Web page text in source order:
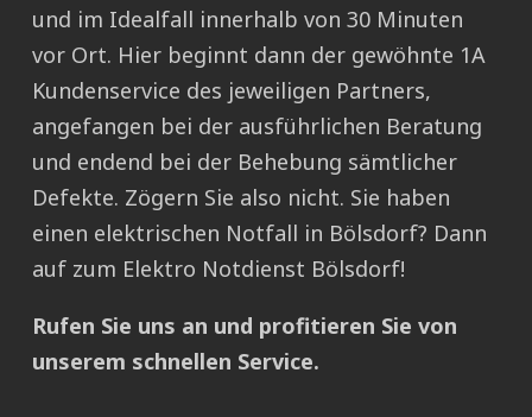
und im Idealfall innerhalb von 30 Minuten
vor Ort. Hier beginnt dann der gewöhnte 1A
Kundenservice des jeweiligen Partners,
angefangen bei der ausführlichen Beratung
und endend bei der Behebung sämtlicher
Defekte. Zögern Sie also nicht. Sie haben
einen elektrischen Notfall in Bölsdorf? Dann
auf zum Elektro Notdienst Bölsdorf!
Rufen Sie uns an und profitieren Sie von
unserem schnellen Service.